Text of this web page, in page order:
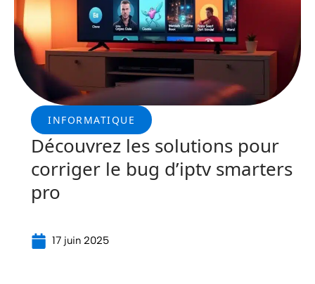
INFORMATIQUE
Découvrez les solutions pour
corriger le bug d’iptv smarters
pro
17 juin 2025